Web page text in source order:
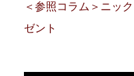
＜参照コラム＞ニッ
ゼント